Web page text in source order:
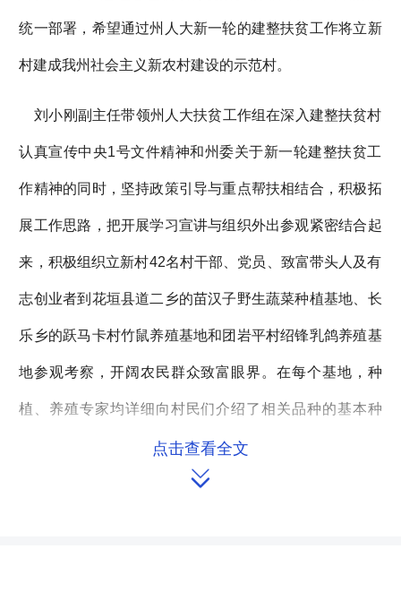
统一部署，希望通过州人大新一轮的建整扶贫工作将立新
村建成我州社会主义新农村建设的示范村。
刘小刚副主任带领州人大扶贫工作组在深入建整扶贫村
认真宣传中央1号文件精神和州委关于新一轮建整扶贫工
作精神的同时，坚持政策引导与重点帮扶相结合，积极拓
展工作思路，把开展学习宣讲与组织外出参观紧密结合起
来，积极组织立新村42名村干部、党员、致富带头人及有
志创业者到花垣县道二乡的苗汉子野生蔬菜种植基地、长
乐乡的跃马卡村竹鼠养殖基地和团岩平村绍锋乳鸽养殖基
地参观考察，开阔农民群众致富眼界。在每个基地，种
植、养殖专家均详细向村民们介绍了相关品种的基本种
（养）技术、市场前景及经济收益情况，耐心解答村民们
提出的各种问题。刘小刚副主任更是一路陪同考察，一路
点击查看全文
